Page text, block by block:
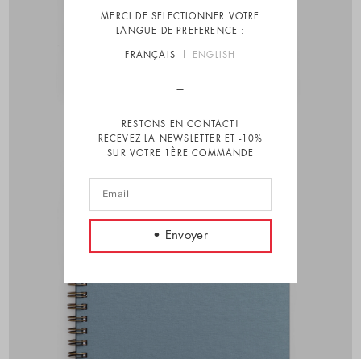
MERCI DE SELECTIONNER VOTRE
LANGUE DE PREFERENCE :
FRANÇAIS ENGLISH
RESTONS EN CONTACT!
RECEVEZ LA NEWSLETTER ET -10%
SUR VOTRE 1ÈRE COMMANDE